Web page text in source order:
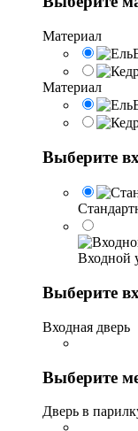
Материал
Материал
Выберите
Входной
Выберите
Входная дверь
Выберите
Дверь в